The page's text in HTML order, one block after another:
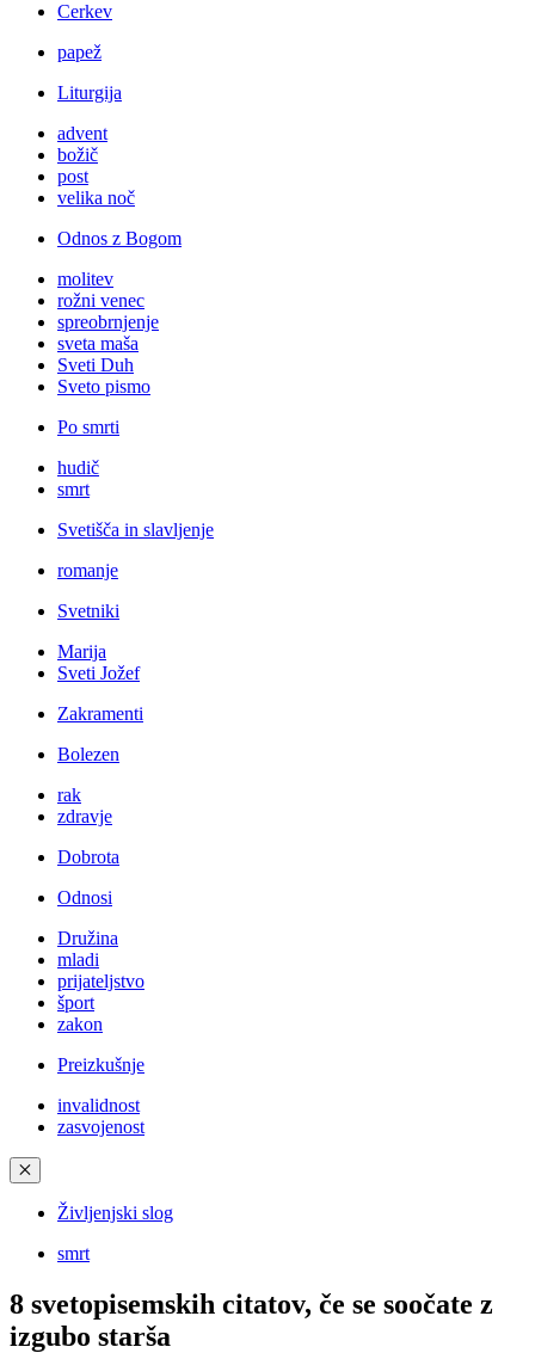
Cerkev
papež
Liturgija
advent
božič
post
velika noč
Odnos z Bogom
molitev
rožni venec
spreobrnjenje
sveta maša
Sveti Duh
Sveto pismo
Po smrti
hudič
smrt
Svetišča in slavljenje
romanje
Svetniki
Marija
Sveti Jožef
Zakramenti
Bolezen
rak
zdravje
Dobrota
Odnosi
Družina
mladi
prijateljstvo
šport
zakon
Preizkušnje
invalidnost
zasvojenost
✕
Življenjski slog
smrt
8 svetopisemskih citatov, če se soočate z
izgubo starša